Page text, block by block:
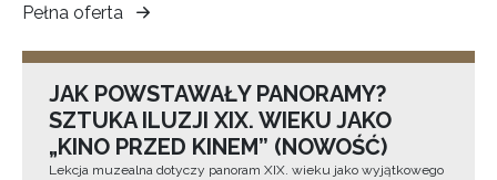
Pełna oferta
Muzeum
Ziemi
JAK POWSTAWAŁY PANORAMY?
SZTUKA ILUZJI XIX. WIEKU JAKO
„KINO PRZED KINEM” (NOWOŚĆ)
Lekcja muzealna dotyczy panoram XIX. wieku jako wyjątkowego